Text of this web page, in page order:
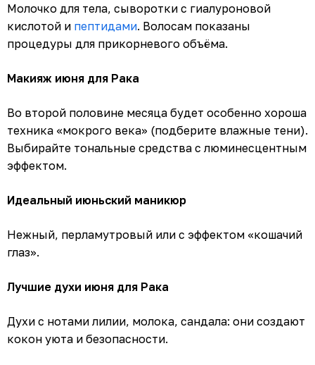
Молочко для тела, сыворотки с гиалуроновой
кислотой и пептидами. Волосам показаны
процедуры для прикорневого объёма.
Макияж июня для Рака
Во второй половине месяца будет особенно хороша
техника «мокрого века» (подберите влажные тени).
Выбирайте тональные средства с люминесцентным
эффектом.
Идеальный июньский маникюр
Нежный, перламутровый или с эффектом «кошачий
глаз».
Лучшие духи июня для Рака
Духи с нотами лилии, молока, сандала: они создают
кокон уюта и безопасности.